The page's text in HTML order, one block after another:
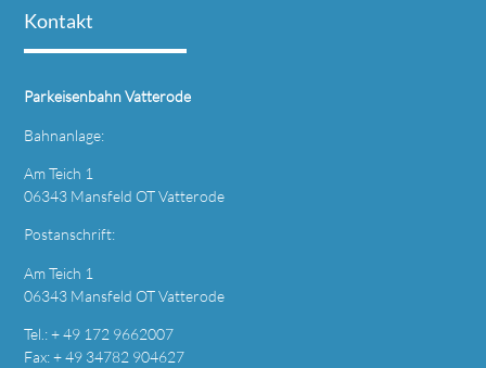
Kontakt
Parkeisenbahn Vatterode
Bahnanlage:
Am Teich 1
06343 Mansfeld OT Vatterode
Postanschrift:
Am Teich 1
06343 Mansfeld OT Vatterode
Tel.: + 49 172 9662007
Fax: + 49 34782 904627